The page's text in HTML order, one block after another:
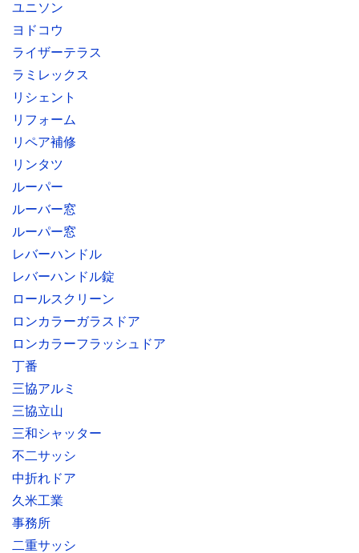
ユニソン
ヨドコウ
ライザーテラス
ラミレックス
リシェント
リフォーム
リペア補修
リンタツ
ルーパー
ルーバー窓
ルーパー窓
レバーハンドル
レバーハンドル錠
ロールスクリーン
ロンカラーガラスドア
ロンカラーフラッシュドア
丁番
三協アルミ
三協立山
三和シャッター
不二サッシ
中折れドア
久米工業
事務所
二重サッシ